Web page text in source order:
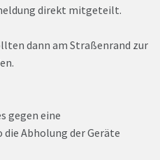
direkt mitgeteilt.
dann am Straßenrand zur
gegen eine
Abholung der Geräte